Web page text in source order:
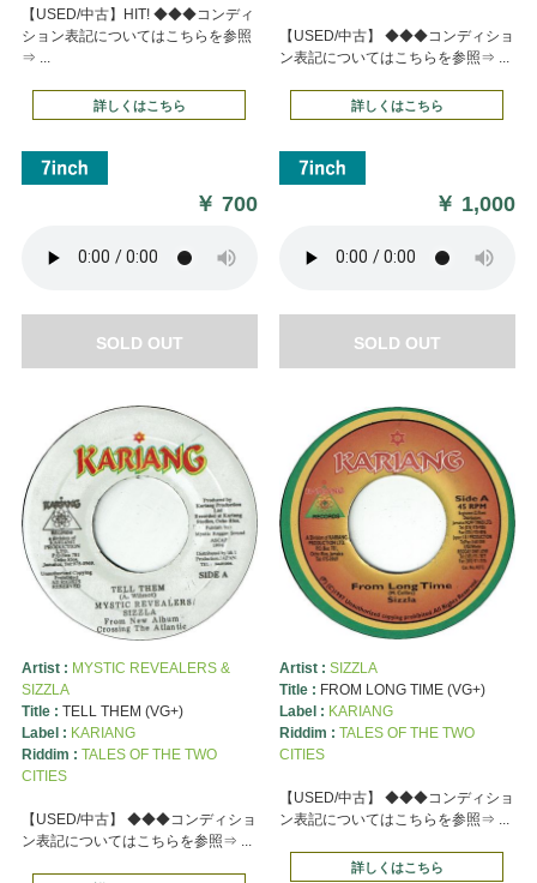
【USED/中古】HIT! ◆◆◆コンディ
ション表記についてはこちらを参照
⇒ ...
詳しくはこちら
￥700
SOLD OUT
【USED/中古】 ◆◆◆コンディショ
ン表記についてはこちらを参照⇒ ...
詳しくはこちら
￥ 1,000
SOLD OUT
Artist : MYSTIC REVEALERS &
SIZZLA
Title : TELL THEM (VG+)
Label : KARIANG
Riddim : TALES OF THE TWO
CITIES
【USED/中古】 ◆◆◆コンディショ
ン表記についてはこちらを参照⇒ ...
Artist : SIZZLA
Title : FROM LONG TIME (VG+)
Label : KARIANG
Riddim : TALES OF THE TWO
CITIES
【USED/中古】 ◆◆◆コンディショ
ン表記についてはこちらを参照⇒ ...
詳しくはこちら